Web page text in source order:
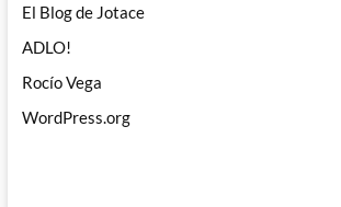
El Blog de Jotace
ADLO!
Rocío Vega
WordPress.org